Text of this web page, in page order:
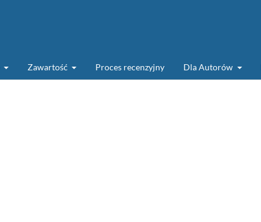
Zawartość Proces recenzyjny Dla Autorów